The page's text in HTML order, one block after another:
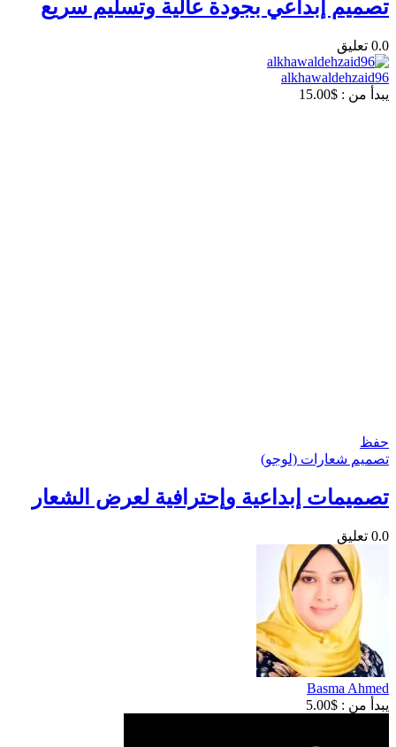
تصميم إبداعي بجودة عالية وتسليم سريع
0.0 تعليق
alkhawaldehzaid96
يبدأ من :
15.00$
حفظ
تصميم شعارات (لوجو)
تصميمات إبداعية وإحترافية لعرض الشعار
0.0 تعليق
Basma Ahmed
يبدأ من :
5.00$